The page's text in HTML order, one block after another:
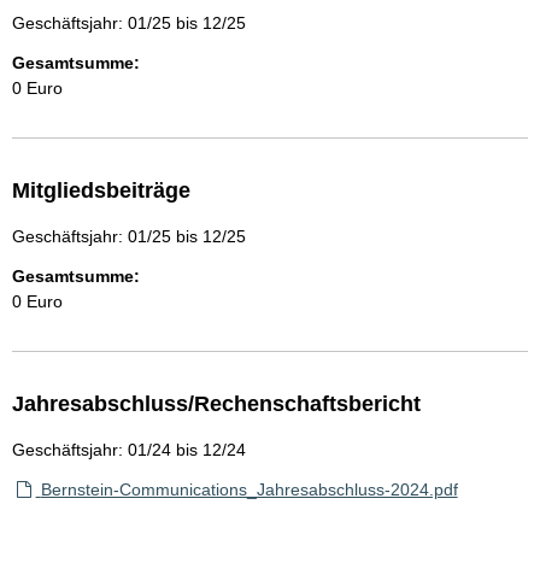
Geschäftsjahr: 01/25 bis 12/25
Gesamtsumme:
0 Euro
Mitgliedsbeiträge
Geschäftsjahr: 01/25 bis 12/25
Gesamtsumme:
0 Euro
Jahresabschluss/Rechenschaftsbericht
Geschäftsjahr: 01/24 bis 12/24
Bernstein-Communications_Jahresabschluss-2024.pdf